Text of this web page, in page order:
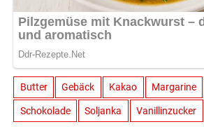
Butter Gebäck Kakao Margarine
Schokolade Soljanka Vanillinzucker